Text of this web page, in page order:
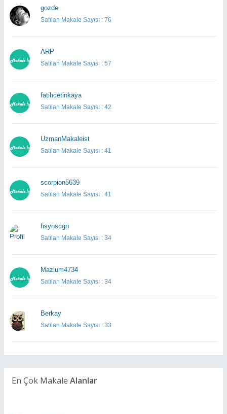
gozde
Satılan Makale Sayısı : 76
ARP
Satılan Makale Sayısı : 57
fatihcetinkaya
Satılan Makale Sayısı : 42
UzmanMakaleist
Satılan Makale Sayısı : 41
scorpion5639
Satılan Makale Sayısı : 41
hsynscgn
Satılan Makale Sayısı : 34
Mazlum4734
Satılan Makale Sayısı : 34
Berkay
Satılan Makale Sayısı : 33
En Çok Makale Alanlar